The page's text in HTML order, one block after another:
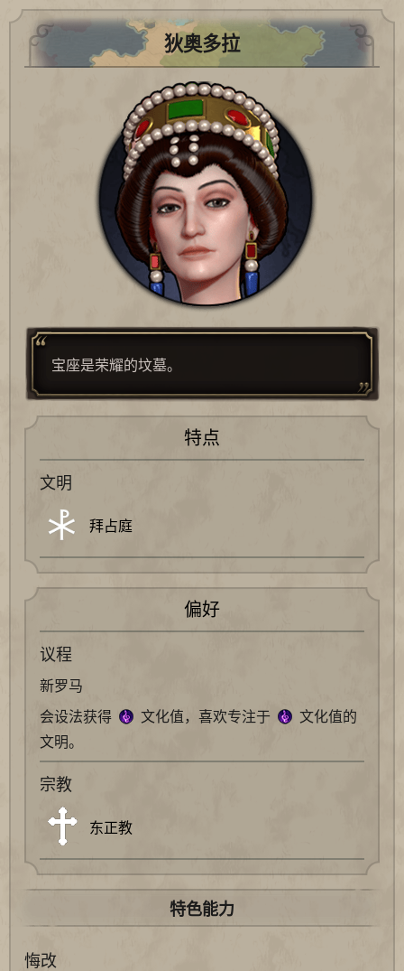
狄奥多拉
宝座是荣耀的坟墓。
特点
文明
拜占庭
偏好
议程
新罗马
会设法获得
文化值，喜欢专注于
文化值的
文明。
宗教
东正教
特色能力
悔改